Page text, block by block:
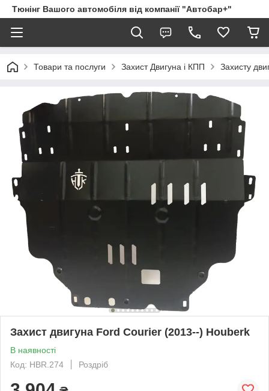
Тюнінг Вашого автомобіля від компанії "Автобар+"
Товари та послуги Захист Двигуна і КПП Захисту
Захист двигуна Ford Courier (2013--) Houberk
В наявності
Код: HBR.274
Роздріб